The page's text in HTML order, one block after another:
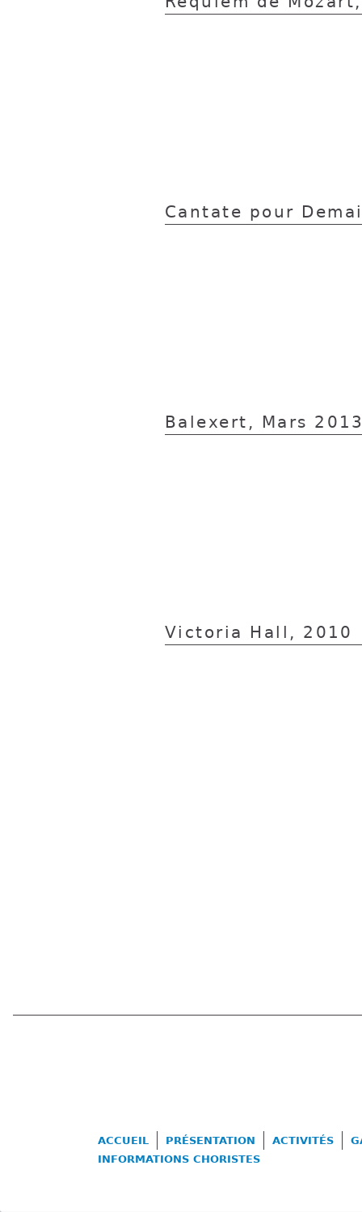
Cantate pour
Balexert, Mars
Victoria Hall, 2010
ACCUEIL PRÉSENTATION ACTIVITÉS
INFORMATIONS CHORISTES